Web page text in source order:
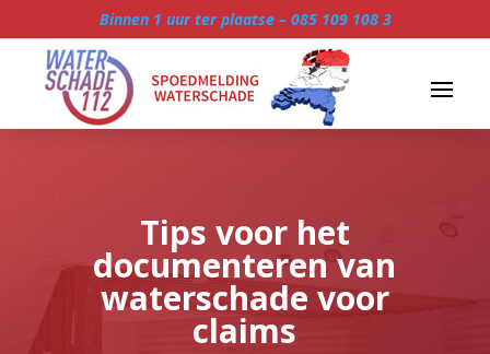
Binnen 1 uur ter plaatse – 085 109 108 3
Tips voor het
documenteren van
waterschade voor
claims